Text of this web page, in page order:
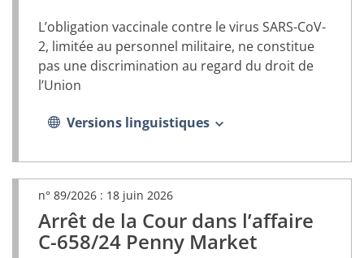
onglet)
L’obligation vaccinale contre le virus SARS-CoV-
2, limitée au personnel militaire, ne constitue
pas une discrimination au regard du droit de
l’Union
Versions linguistiques
n° 89/2026 : 18 juin 2026
Arrêt de la Cour dans l’affaire
C-658/24 Penny Market
(document
PDF,
s’ouvrira